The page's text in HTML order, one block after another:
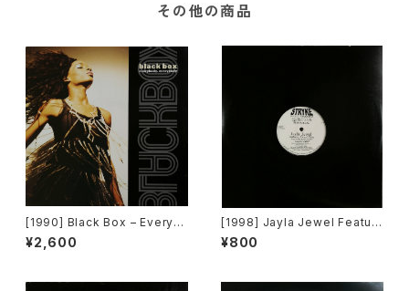
その他の商品
[1990] Black Box – Everyb
ody, Everybody [Deconstr
uction]
¥2,600
[1998] Jayla Jewel Featuri
ng Grand Puba – I Like Wh
at U Do To Me (Remix) [Str
¥800